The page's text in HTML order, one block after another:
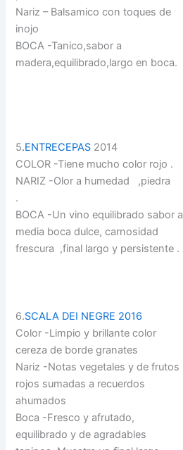
Nariz – Balsamico con toques de
inojo
BOCA -Tanico,sabor a
madera,equilibrado,largo en boca.
5.ENTRECEPAS 2014
COLOR -Tiene mucho color rojo .
NARIZ -Olor a humedad ,piedra
.
BOCA -Un vino equilibrado sabor a
media boca dulce, carnosidad
frescura ,final largo y persistente .
6.SCALA DEI NEGRE 2016
Color -Limpio y brillante color
cereza de borde granates
Nariz -Notas vegetales y de frutos
rojos sumadas a recuerdos
ahumados
Boca -Fresco y afrutado,
equilibrado y de agradables